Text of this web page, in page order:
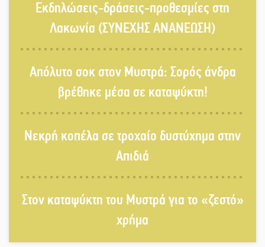
αυγουστιάτικη πανσέληνο της
Μονεμβασιάς
Κλαδά: Νεκρός ο 48χρονος οδηγός
Εκδηλώσεις-δράσεις-προθεσμίες στη
Λακωνία (ΣΥΝΕΧΗΣ ΑΝΑΝΕΩΣΗ)
Απόλυτο σοκ στον Μυστρά: Σορός άνδρα
βρέθηκε μέσα σε καταψύκτη!
Νεκρή κοπέλα σε τροχαίο δυστύχημα στην
Απιδιά
Στον καταψύκτη του Μυστρά για το «ζεστό»
χρήμα